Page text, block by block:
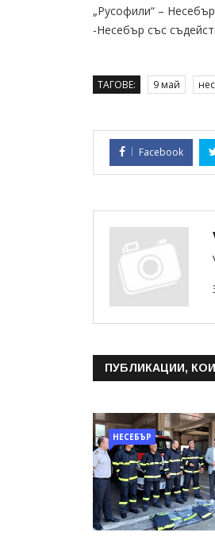
„Русофили“ –
-Несебър със
ТАГОВЕ: 9 май
Facebook
ПУБЛИКАЦИИ,
НЕСЕБЪР